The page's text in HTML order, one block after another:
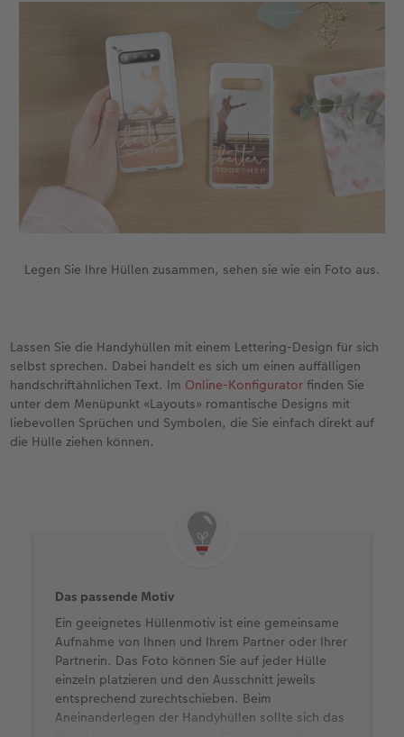
Zubehör
Legen Sie Ihre Hüllen zusammen, sehen sie wie ein Foto aus.
Lassen Sie die Handyhüllen mit einem Lettering-Design für sich
selbst sprechen. Dabei handelt es sich um einen auffälligen
handschriftähnlichen Text. Im Online-Konfigurator finden Sie
unter dem Menüpunkt «Layouts» romantische Designs mit
liebevollen Sprüchen und Symbolen, die Sie einfach direkt auf
die Hülle ziehen können.
Das passende Motiv
Ein geeignetes Hüllenmotiv ist eine gemeinsame
Aufnahme von Ihnen und Ihrem Partner oder Ihrer
Partnerin. Das Foto können Sie auf jeder Hülle
einzeln platzieren und den Ausschnitt jeweils
entsprechend zurechtschieben. Beim
Aneinanderlegen der Handyhüllen sollte sich das